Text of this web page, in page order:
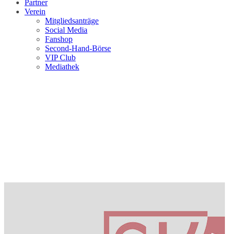
Partner
Verein
Mitgliedsanträge
Social Media
Fanshop
Second-Hand-Börse
VIP Club
Mediathek